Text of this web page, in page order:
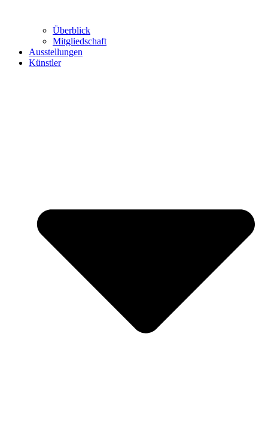
Überblick
Mitgliedschaft
Ausstellungen
Künstler